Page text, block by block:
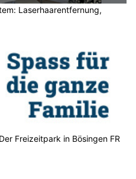
Laserhaarentfernung,
Freizeitpark in Bösingen FR